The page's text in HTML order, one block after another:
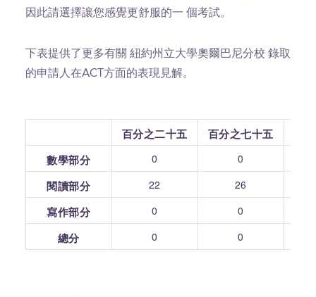
因此請選擇讓您感覺更舒服的一 個考試。
下表提供了更多有關 紐約州立大學奧爾巴尼分校 錄取
的申請人在ACT方面的表現見解。
百分之二十五 百分之七十五
數學部分
0 0
閱讀部分 22 26
寫作部分 0 0
總分 0 0